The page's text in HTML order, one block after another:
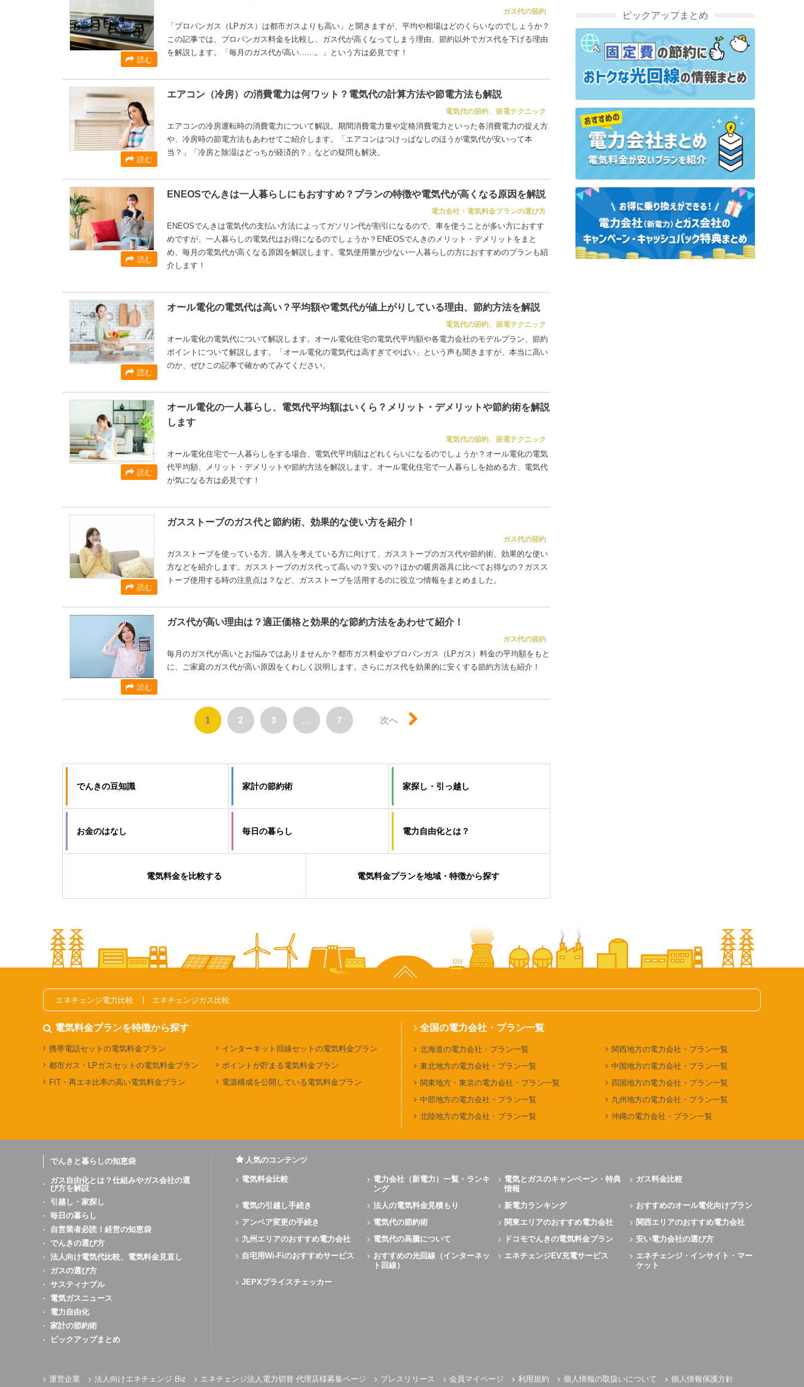
読む
ガス代の節約
「プロパンガス（LPガス）は都市ガスよりも高い」と聞きますが、平均や相場はどのくらいなのでしょうか？
この記事では、プロパンガス料金を比較し、ガス代が高くなってしまう理由、節約以外でガス代を下げる理由
を解説します。「毎月のガス代が高い……。」という方は必見です！
読む
エアコン（冷房）の消費電力は何ワット？電気代の計算方法や節電方法も解説
電気代の節約、節電テクニック
エアコンの冷房運転時の消費電力について解説。期間消費電力量や定格消費電力といった各消費電力の捉え方
や、冷房時の節電方法もあわせてご紹介します。「エアコンはつけっぱなしのほうが電気代が安いって本
当？」「冷房と除湿はどっちが経済的？」などの疑問も解決。
読む
ENEOSでんきは一人暮らしにもおすすめ？プランの特徴や電気代が高くなる原因を解説
電力会社・電気料金プランの選び方
ENEOSでんきは電気代の支払い方法によってガソリン代が割引になるので、車を使うことが多い方におすす
めですが、一人暮らしの電気代はお得になるのでしょうか？ENEOSでんきのメリット・デメリットをまと
め、毎月の電気代が高くなる原因を解説します。電気使用量が少ない一人暮らしの方におすすめのプランも紹
介します！
読む
オール電化の電気代は高い？平均額や電気代が値上がりしている理由、節約方法を解説
電気代の節約、節電テクニック
オール電化の電気代について解説します。オール電化住宅の電気代平均額や各電力会社のモデルプラン、節約
ポイントについて解説します。「オール電化の電気代は高すぎてやばい」という声も聞きますが、本当に高い
のか、ぜひこの記事で確かめてみてください。
読む
オール電化の一人暮らし、電気代平均額はいくら？メリット・デメリットや節約術を解説
します
電気代の節約、節電テクニック
オール電化住宅で一人暮らしをする場合、電気代平均額はどれくらいになるのでしょうか？オール電化の電気
代平均額、メリット・デメリットや節約方法を解説します。オール電化住宅で一人暮らしを始める方、電気代
が気になる方は必見です！
読む
ガスストーブのガス代と節約術、効果的な使い方を紹介！
ガス代の節約
ガスストーブを使っている方、購入を考えている方に向けて、ガスストーブのガス代や節約術、効果的な使い
方などを紹介します。ガスストーブのガス代って高いの？安いの？ほかの暖房器具に比べてお得なの？ガスス
トーブ使用する時の注意点は？など、ガスストーブを活用するのに役立つ情報をまとめました。
読む
ガス代が高い理由は？適正価格と効果的な節約方法をあわせて紹介！
ガス代の節約
毎月のガス代が高いとお悩みではありませんか？都市ガス料金やプロパンガス（LPガス）料金の平均額をもと
に、ご家庭のガス代が高い原因をくわしく説明します。さらにガス代を効果的に安くする節約方法も紹介！
1 2 3 … 7 次へ
でんきの豆知識 家計の節約術 家探し・引っ越し
お金のはなし 毎日の暮らし 電力自由化とは？
電気料金を比較する 電気料金プランを地域・特徴から探す
ピックアップまとめ
ページ上部へ
エネチェンジ電力比較 エネチェンジガス比較
電気料金プランを特徴から探す
携帯電話セットの電気料金プラン
インターネット回線セットの電気料金プラン
都市ガス・LPガスセットの電気料金プラン
ポイントが貯まる電気料金プラン
FIT・再エネ比率の高い電気料金プラン
電源構成を公開している電気料金プラン
全国の電力会社・プラン一覧
北海道の電力会社・プラン一覧
東北地方の電力会社・プラン一覧
関東地方・東京の電力会社・プラン一覧
中部地方の電力会社・プラン一覧
北陸地方の電力会社・プラン一覧
関西地方の電力会社・プラン一覧
中国地方の電力会社・プラン一覧
四国地方の電力会社・プラン一覧
九州地方の電力会社・プラン一覧
沖縄の電力会社・プラン一覧
でんきと暮らしの知恵袋
ガス自由化とは？仕組みやガス会社の選
び方を解説
引越し・家探し
毎日の暮らし
自営業者必読！経営の知恵袋
でんきの選び方
法人向け電気代比較、電気料金見直し
ガスの選び方
サスティナブル
電気ガスニュース
電力自由化
家計の節約術
ピックアップまとめ
人気のコンテンツ
電気料金比較
電力会社（新電力）一覧・ランキ
ング
電気とガスのキャンペーン・特典
情報
ガス料金比較
電気の引越し手続き 法人の電気料金見積もり 新電力ランキング
おすすめのオール電化向けプラン
アンペア変更の手続き
電気代の節約術 関東エリアのおすすめ電力会社
関西エリアのおすすめ電力会社
九州エリアのおすすめ電力会社
電気代の高騰について ドコモでんきの電気料金プラン
安い電力会社の選び方
自宅用Wi-Fiのおすすめサービス
おすすめの光回線（インターネッ
ト回線）
エネチェンジEV充電サービス
エネチェンジ・インサイト・マー
ケット
JEPXプライスチェッカー
運営企業 法人向けエネチェンジ Biz エネチェンジ法人電力切替 代理店様募集ページ プレスリリース 会員マイページ 利用規約 個人情報の取扱いについて 個人情報保護方針